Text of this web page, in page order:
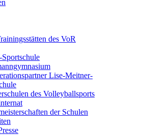
des VoR
Lise-Meitner-
des Volleyballsports
der Schulen